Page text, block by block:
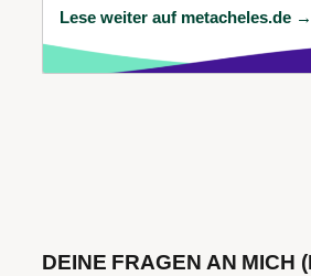
Lese weiter auf metacheles.de →
DEINE FRAGEN AN MICH